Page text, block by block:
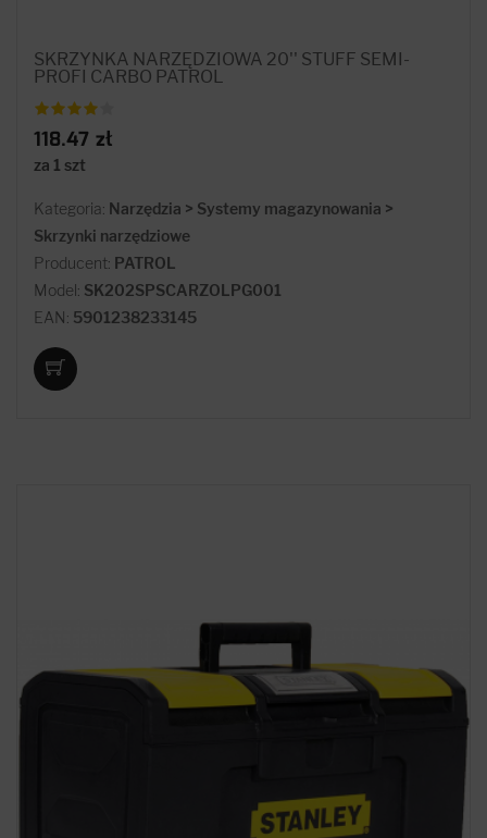
SKRZYNKA NARZĘDZIOWA 20'' STUFF SEMI-
PROFI CARBO PATROL
118.47 zł
za 1 szt
Kategoria: Narzędzia > Systemy magazynowania >
Skrzynki narzędziowe
Producent: PATROL
Model: SK202SPSCARZOLPG001
EAN: 5901238233145